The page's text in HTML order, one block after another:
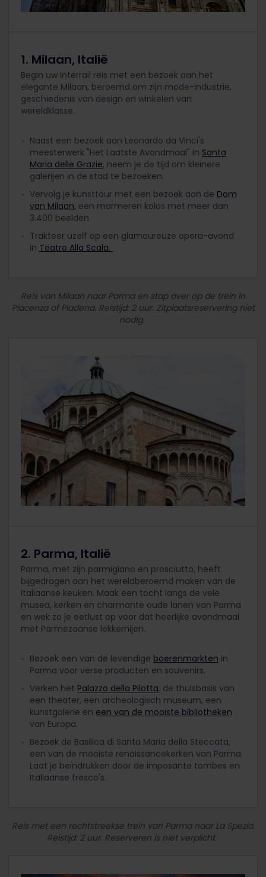
1. Milaan, Italië
Begin uw Interrail reis met een bezoek aan het
elegante Milaan, beroemd om zijn mode-industrie,
geschiedenis van design en winkelen van
wereldklasse.
Naast een bezoek aan Leonardo da Vinci's
meesterwerk "Het Laatste Avondmaal" in Santa
Maria delle Grazie, neem je de tijd om kleinere
galerijen in de stad te bezoeken.
Vervolg je kunsttour met een bezoek aan de Dom
van Milaan, een marmeren kolos met meer dan
3.400 beelden.
Trakteer uzelf op een glamoureuze opera-avond
in Teatro Alla Scala.
Reis van Milaan naar Parma en stap over op de trein in
Piacenza of Piadena. Reistijd: 2 uur. Zitplaatsreservering niet
nodig.
2. Parma, Italië
Parma, met zijn parmigiano en prosciutto, heeft
bijgedragen aan het wereldberoemd maken van de
Italiaanse keuken. Maak een tocht langs de vele
musea, kerken en charmante oude lanen van Parma
en wek zo je eetlust op voor dat heerlijke avondmaal
met Parmezaanse lekkernijen.
Bezoek een van de levendige boerenmarkten in
Parma voor verse producten en souvenirs.
Verken het Palazzo della Pilotta, de thuisbasis van
een theater, een archeologisch museum, een
kunstgalerie en een van de mooiste bibliotheken
van Europa.
Bezoek de Basilica di Santa Maria della Steccata,
een van de mooiste renaissancekerken van Parma.
Laat je beïndrukken door de imposante tombes en
Italiaanse fresco's.
Reis met een rechtstreekse trein van Parma naar La Spezia.
Reistijd: 2 uur. Reserveren is niet verplicht.